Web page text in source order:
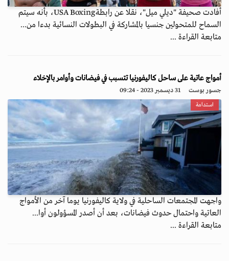
أفادت صحيفة "ديلي ميل"، نقلا عن رابطةUSA Boxing، بأنه سيتم
السماح للمتحولين جنسيا بالمشاركة في البطولات النسائية بدءا من...
متابعة القراءة ...
أمواج عاتية على ساحل كاليفورنيا تتسبب في فيضانات وأوامر بالإخلاء
جسور بوست 31 ديسمبر 2023 - 09:24
استدامة
واجهت المجتمعات الساحلية في ولاية كاليفورنيا يوما آخر من الأمواج
العاتية واحتمال حدوث فيضانات، بعد أن أصدر المسؤولون أوا...
متابعة القراءة ...